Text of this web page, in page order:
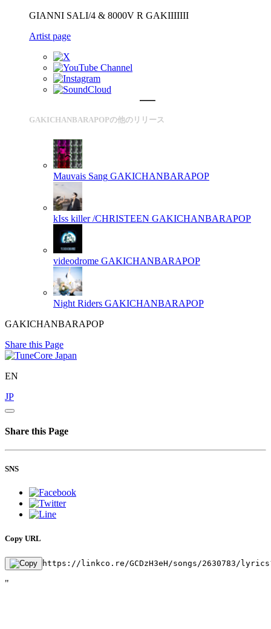
GIANNI SALI/4 & 8000V R GAKIIIIIII
Artist page
GAKICHANBARAPOPの他のリリース
Mauvais Sang GAKICHANBARAPOP
kIss killer /CHRISTEEN GAKICHANBARAPOP
videodrome GAKICHANBARAPOP
Night Riders GAKICHANBARAPOP
GAKICHANBARAPOP
Share this Page
EN
JP
Share this Page
SNS
Copy URL
https://linkco.re/GCDzH3eH/songs/2630783/
"